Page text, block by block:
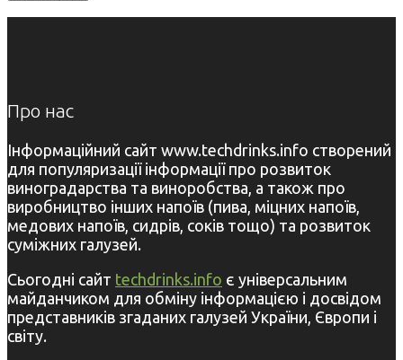
Про нас
Інформаційний сайт www.techdrinks.info створений
для популяризації інформації про розвиток
виноградарства та виноробства, а також про
виробництво інших напоїв (пива, міцних напоїв,
медових напоїв, сидрів, соків тощо) та розвиток
суміжних галузей.
Сьогодні сайт techdrinks.info є універсальним
майданчиком для обміну інформацією і досвідом
представників згаданих галузей України, Європи і
світу.